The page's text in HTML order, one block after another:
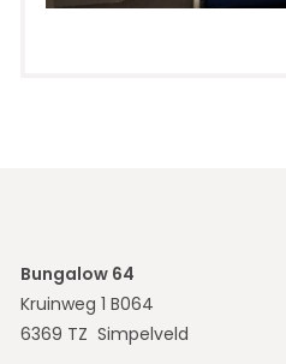
Bungalow 64
Kruinweg 1 B064
6369 TZ Simpelveld